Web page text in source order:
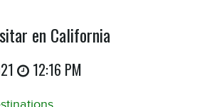
en California
12:16 PM